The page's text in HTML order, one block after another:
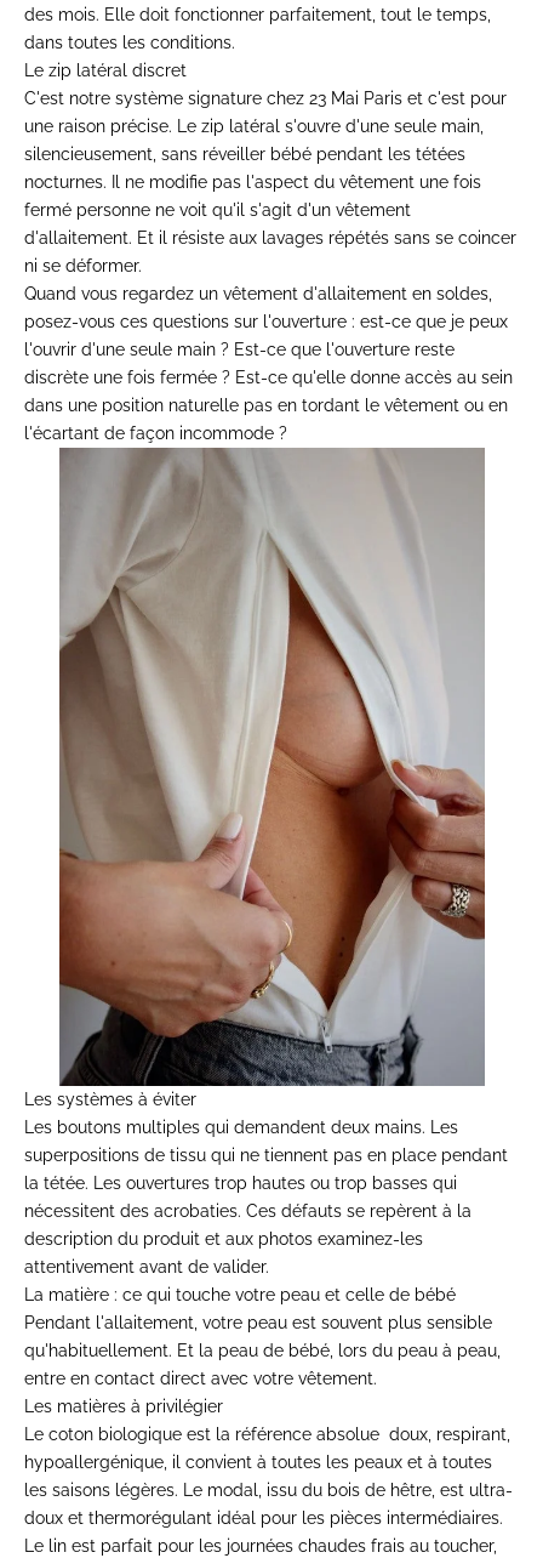
des mois. Elle doit fonctionner parfaitement, tout le temps,
dans toutes les conditions.
Le zip latéral discret
C'est notre système signature chez 23 Mai Paris et c'est pour
une raison précise. Le zip latéral s'ouvre d'une seule main,
silencieusement, sans réveiller bébé pendant les tétées
nocturnes. Il ne modifie pas l'aspect du vêtement une fois
fermé personne ne voit qu'il s'agit d'un vêtement
d'allaitement. Et il résiste aux lavages répétés sans se coincer
ni se déformer.
Quand vous regardez un vêtement d'allaitement en soldes,
posez-vous ces questions sur l'ouverture : est-ce que je peux
l'ouvrir d'une seule main ? Est-ce que l'ouverture reste
discrète une fois fermée ? Est-ce qu'elle donne accès au sein
dans une position naturelle pas en tordant le vêtement ou en
l'écartant de façon incommode ?
Les systèmes à éviter
Les boutons multiples qui demandent deux mains. Les
superpositions de tissu qui ne tiennent pas en place pendant
la tétée. Les ouvertures trop hautes ou trop basses qui
nécessitent des acrobaties. Ces défauts se repèrent à la
description du produit et aux photos examinez-les
attentivement avant de valider.
La matière : ce qui touche votre peau et celle de bébé
Pendant l'allaitement, votre peau est souvent plus sensible
qu'habituellement. Et la peau de bébé, lors du peau à peau,
entre en contact direct avec votre vêtement.
Les matières à privilégier
Le coton biologique est la référence absolue doux, respirant,
hypoallergénique, il convient à toutes les peaux et à toutes
les saisons légères. Le modal, issu du bois de hêtre, est ultra-
doux et thermorégulant idéal pour les pièces intermédiaires.
Le lin est parfait pour les journées chaudes frais au toucher,